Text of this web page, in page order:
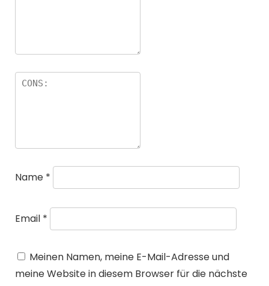
Name *
Email *
Meinen Namen, meine E-Mail-Adresse und
meine Website in diesem Browser für die nächste